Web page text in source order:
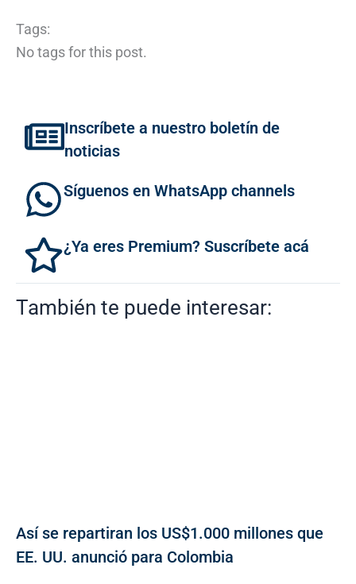
Tags:
No tags for this post.
Inscríbete a nuestro boletín de
noticias
Síguenos en WhatsApp channels
¿Ya eres Premium? Suscríbete acá
También te puede interesar:
Así se repartiran los US$1.000 millones que
EE. UU. anunció para Colombia